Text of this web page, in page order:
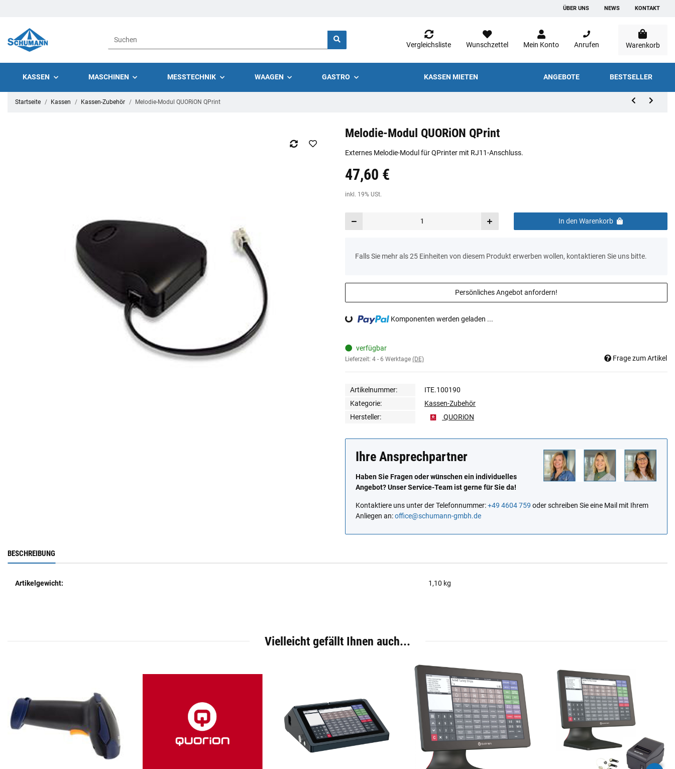
ÜBER UNS NEWS KONTAKT
Vergleichsliste Wunschzettel Mein Konto Anrufen Warenkorb
KASSEN MASCHINEN MESSTECHNIK WAAGEN GASTRO KASSEN MIETEN ANGEBOTE BESTSELLER
Startseite Kassen Kassen-Zubehör Melodie-Modul QUORiON QPrint
Melodie-Modul QUORiON QPrint
Externes Melodie-Modul für QPrinter mit RJ11-Anschluss.
Preis: 19,44 €inkl. 19% USt.
47,60 €
inkl. 19% USt.
In den Warenkorb
Falls Sie mehr als 25 Einheiten von diesem Produkt erwerben wollen, kontaktieren Sie uns bitte.
Persönliches Angebot anfordern!
Loading... Komponenten werden geladen ...
verfügbar
Lieferzeit: 4 - 6 Werktage (DE) Frage zum Artikel
Artikelnummer:
ITE.100190
Kategorie:
Kassen-Zubehör
Hersteller:
QUORiON
Ihre Ansprechpartner
Haben Sie Fragen oder wünschen ein individuelles
Angebot? Unser Service-Team ist gerne für Sie da!
Kontaktiere uns unter der Telefonnummer:+49 4604 759 oder schreiben Sie eine Mail mit Ihrem
Anliegen an:office@schumann-gmbh.de
BESCHREIBUNG
Artikelgewicht: 1,10 kg
Vielleicht gefällt Ihnen auch...